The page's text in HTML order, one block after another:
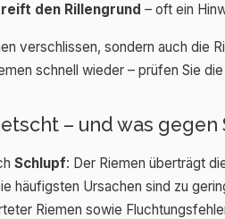
den Rillengrund – oft ein
verschlissen, sondern auch die
schnell wieder – prüfen Sie
– und was
Schlupf: Der Riemen überträgt
häufigsten Ursachen sind zu
Riemen sowie